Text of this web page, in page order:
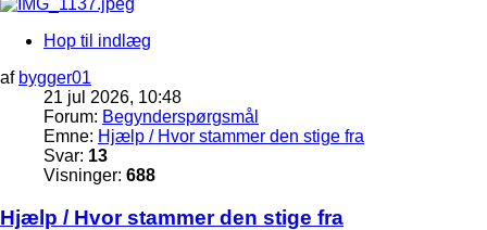
Hop til indlæg
af bygger01
21 jul 2026, 10:48
Forum: Begynderspørgsmål
Emne: Hjælp / Hvor stammer den stige fra
Svar: 13
Visninger: 688
Hjælp / Hvor stammer den stige fra